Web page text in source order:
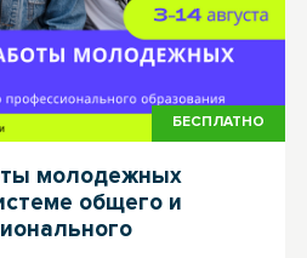
БЕСПЛАТНО
молодежных
общего и